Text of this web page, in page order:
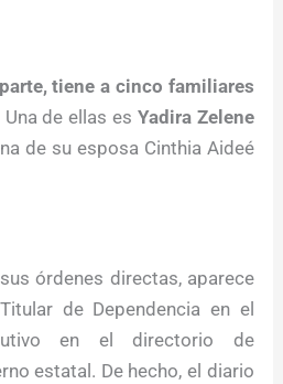
tiene a cinco familiares
Una de ellas es Yadira Zelene
de su esposa Cinthia Aideé
órdenes directas, aparece
de Dependencia en el
en el directorio de
estatal. De hecho, el diario